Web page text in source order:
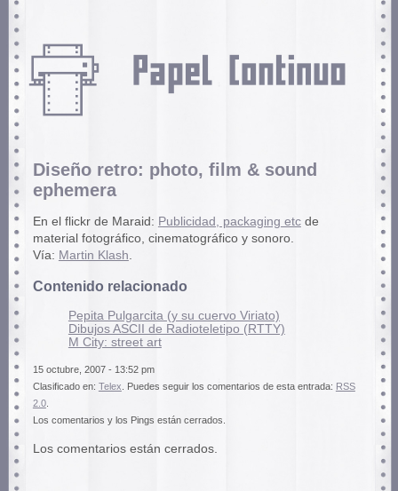
Diseño retro: photo, film & sound
ephemera
En el flickr de Maraid: Publicidad, packaging etcde
material fotográfico, cinematográfico y sonoro.
Vía: Martin Klash
Contenido relacionado
Pepita Pulgarcita (y su cuervo Viriato)
Dibujos ASCII de Radioteletipo (RTTY)
M City: street art
15 octubre, 2007 - 13:52 pm
Clasificado en: Telex . Puedes seguir los comentarios de esta entrada: RSS
2.0.
Los comentarios y los Pings están cerrados.
Los comentarios están cerrados.